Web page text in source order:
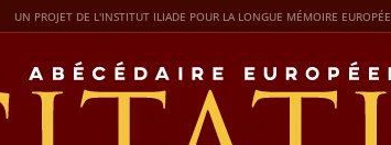
UN PROJET DE L'INSTITUT ILIADE POUR LA LONGUE MÉMOIRE